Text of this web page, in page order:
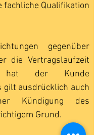
fachliche Qualifikation
gegenüber
die Vertragslaufzeit
hat der Kunde
gilt ausdrücklich auch
Kündigung des
Grund.